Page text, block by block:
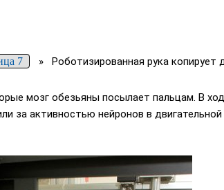
7 » Роботизированная рука копирует
мозг обезьяны посылает пальцам. В
за активностью нейронов в двигательной